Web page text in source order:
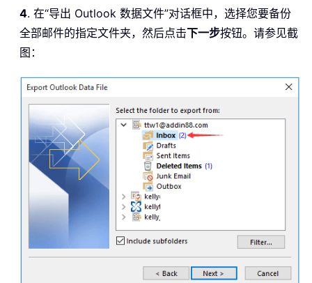
4. 在“导出 Outlook 数据文件”对话框中，选择您要备份
全部邮件的指定文件夹，然后点击下一步按钮。请参见截
图：